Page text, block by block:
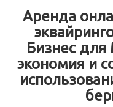
Аренда
Бизнес
экономия и